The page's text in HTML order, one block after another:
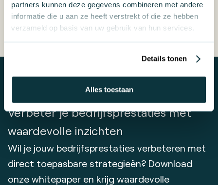
partners kunnen deze gegevens combineren met andere
informatie die u aan ze heeft verstrekt of die ze hebben
verzameld op basis van uw gebruik van hun services.
Details tonen
Alles toestaan
Waardevolle expert-tips
Groeien als bedrijf?
Verbeter je bedrijfsprestaties met
waardevolle inzichten
Wil je jouw bedrijfsprestaties verbeteren met
direct toepasbare strategieën? Download
onze whitepaper en krijg waardevolle